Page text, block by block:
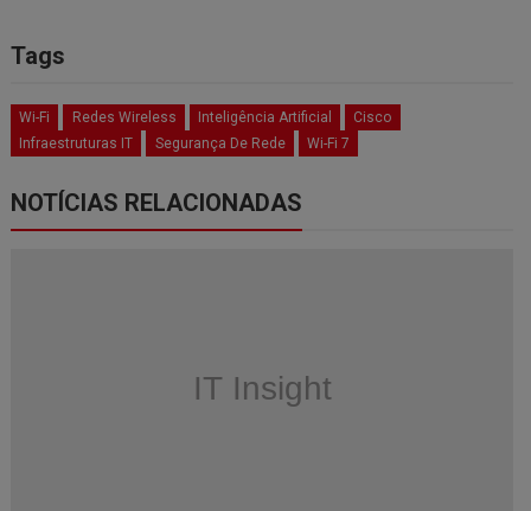
Tags
Wi-Fi Redes Wireless Inteligência Artificial
Cisco
Infraestruturas IT
Segurança De Rede Wi-Fi 7
NOTÍCIAS RELACIONADAS